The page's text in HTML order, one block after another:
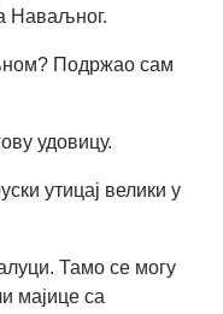
Наваљног.
Подржао сам
удовицу.
утицај велики у
Тамо се могу
мајице са